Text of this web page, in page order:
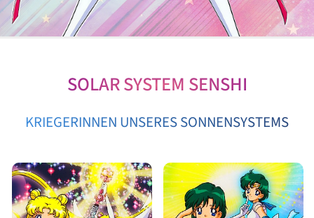
SOLAR SYSTEM SENSHI
KRIEGERINNEN UNSERES SONNENSYSTEMS